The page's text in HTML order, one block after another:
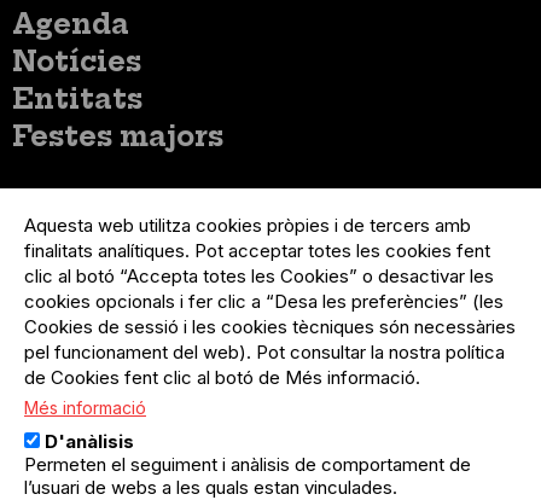
Menú
principal
Agenda
Notícies
Entitats
Festes majors
del
compte
d'usuari
Menú
usuari
no
loggat
Registre organització
Menú
Peu
Sobre el projecte
Preguntes freqüents
Contacte
Menú
Legal
Política de privacitat
Avís legal
Política de cookies
Aquesta web utilitza cookies pròpies i de tercers amb
finalitats analítiques. Pot acceptar totes les cookies fent
clic al botó “Accepta totes les Cookies” o desactivar les
cookies opcionals i fer clic a “Desa les preferències” (les
Cookies de sessió i les cookies tècniques són necessàries
pel funcionament del web). Pot consultar la nostra política
de Cookies fent clic al botó de Més informació.
Més informació
D'anàlisis
Permeten el seguiment i anàlisis de comportament de
l’usuari de webs a les quals estan vinculades.